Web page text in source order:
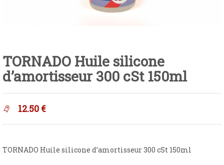
TORNADO Huile silicone
d’amortisseur 300 cSt 150ml
12.50 €
TORNADO Huile silicone d’amortisseur 300 cSt 150ml